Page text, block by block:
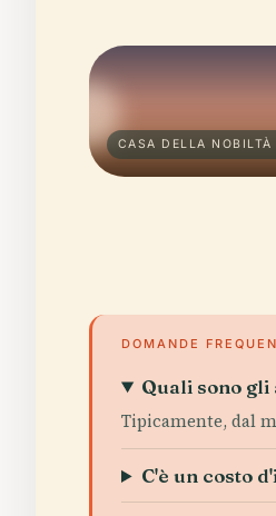
CASA DELLA NOBILTÀ
DOMANDE
Quali sono
Tipicamente, dal
C'è un costo